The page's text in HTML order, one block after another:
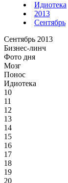
Идиотека
2013
Сентябрь
Сентябрь 2013
Бизнес-линч
Фото дня
Мозг
Понос
Идиотека
10
11
12
13
14
15
16
17
18
19
20